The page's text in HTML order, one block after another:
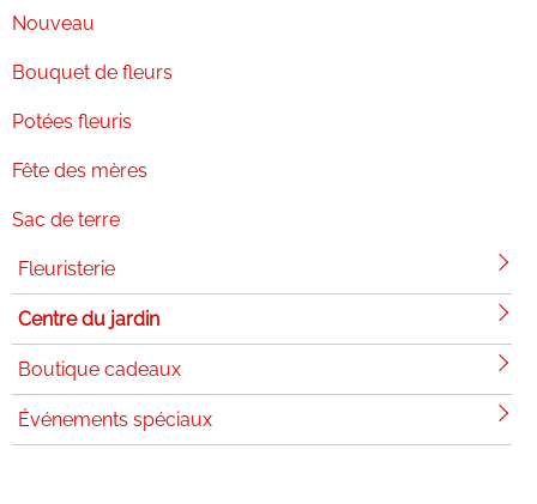
Nouveau
Bouquet de fleurs
Potées fleuris
Fête des mères
Sac de terre
Fleuristerie
Centre du jardin
Boutique cadeaux
Événements spéciaux